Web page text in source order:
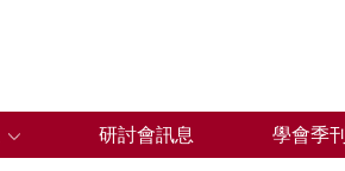
研討會訊息 學會季刊